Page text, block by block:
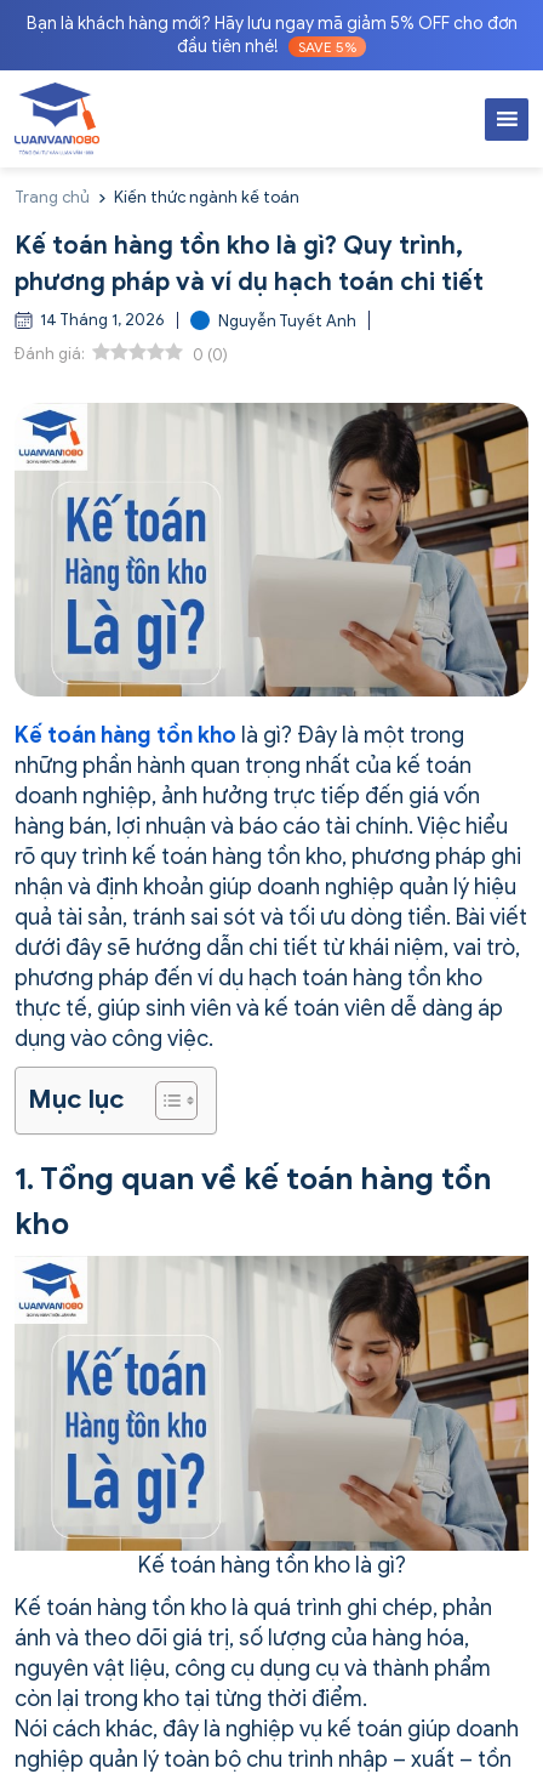
Bạn là khách hàng mới? Hãy lưu ngay mã giảm 5% OFF cho đơn
đầu tiên nhé!
SAVE 5%
Trang chủ Kiến thức ngành kế toán
Kế toán hàng tồn kho là gì? Quy trình,
phương pháp và ví dụ hạch toán chi tiết
14 Tháng 1, 2026
Nguyễn Tuyết Anh
Đánh giá:
0 (0)
Kế toán hàng tồn kho là gì? Đây là một trong
những phần hành quan trọng nhất của kế toán
doanh nghiệp, ảnh hưởng trực tiếp đến giá vốn
hàng bán, lợi nhuận và báo cáo tài chính. Việc hiểu
rõ quy trình kế toán hàng tồn kho, phương pháp ghi
nhận và định khoản giúp doanh nghiệp quản lý hiệu
quả tài sản, tránh sai sót và tối ưu dòng tiền. Bài viết
dưới đây sẽ hướng dẫn chi tiết từ khái niệm, vai trò,
phương pháp đến ví dụ hạch toán hàng tồn kho
thực tế, giúp sinh viên và kế toán viên dễ dàng áp
dụng vào công việc.
Mục lục
1. Tổng quan về kế toán hàng tồn
kho
Kế toán hàng tồn kho là gì?
Kế toán hàng tồn kho là quá trình ghi chép, phản
ánh và theo dõi giá trị, số lượng của hàng hóa,
nguyên vật liệu, công cụ dụng cụ và thành phẩm
còn lại trong kho tại từng thời điểm.
Nói cách khác, đây là nghiệp vụ kế toán giúp doanh
nghiệp quản lý toàn bộ chu trình nhập – xuất – tồn